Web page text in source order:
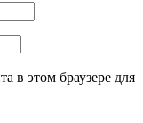
в этом браузере для